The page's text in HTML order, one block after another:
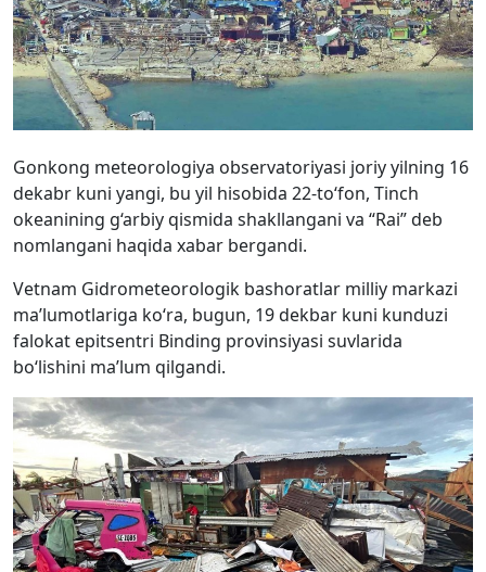
Gonkong meteorologiya observatoriyasi joriy yilning 16
dekabr kuni yangi, bu yil hisobida 22-to‘fon, Tinch
okeanining g‘arbiy qismida shakllangani va “Rai” deb
nomlangani haqida xabar bergandi.
Vetnam Gidrometeorologik bashoratlar milliy markazi
ma’lumotlariga ko‘ra, bugun, 19 dekbar kuni kunduzi
falokat epitsentri Binding provinsiyasi suvlarida
bo‘lishini ma’lum qilgandi.